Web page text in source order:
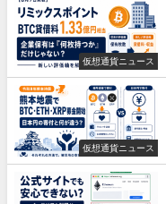
仮想通貨ニュース
仮想通貨ニュース